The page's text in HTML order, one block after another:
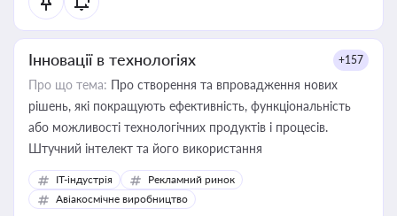
Інновації в технологіях +157
Про що тема: Про створення та впровадження нових
рішень, які покращують ефективність, функціональність
або можливості технологічних продуктів і процесів.
Штучний інтелект та його використання
IT-індустрія
Рекламний ринок
Авіакосмічне виробництво